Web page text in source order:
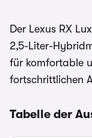
Der Lexus RX
2,5-Liter-
für komfortable
fortschrittlichen
Tabelle der